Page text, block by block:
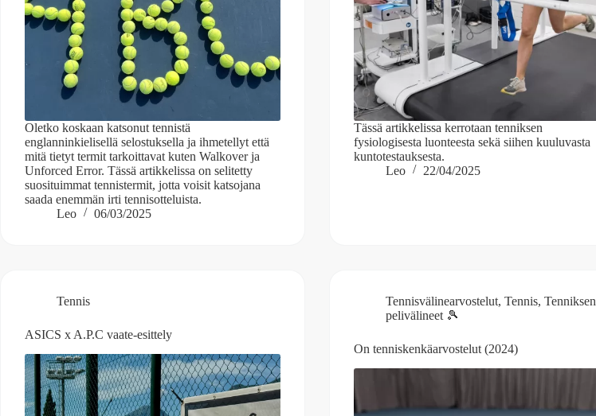
Oletko koskaan katsonut tennistä
englanninkielisellä selostuksella ja ihmetellyt että
mitä tietyt termit tarkoittavat kuten Walkover ja
Unforced Error. Tässä artikkelissa on selitetty
suosituimmat tennistermit, jotta voisit katsojana
saada enemmän irti tennisotteluista.
Leo
06/03/2025
Tässä artikkelissa kerrotaan tenniksen
fysiologisesta luonteesta sekä siihen kuuluvasta
kuntotestauksesta.
Leo
22/04/2025
Tennis
ASICS x A.P.C vaate-esittely
Tennisvälinearvostelut,Tennis,Tenniksen
pelivälineet 🎾
On tenniskenkäarvostelut (2024)